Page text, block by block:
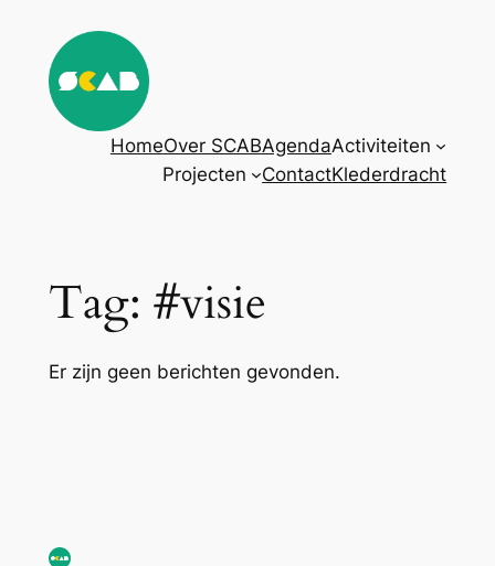
inhoud
HomeOver SCABAgendaActiviteiten
Projecten
ContactKlederdracht
Tag: #visie
Er zijn geen berichten gevonden.